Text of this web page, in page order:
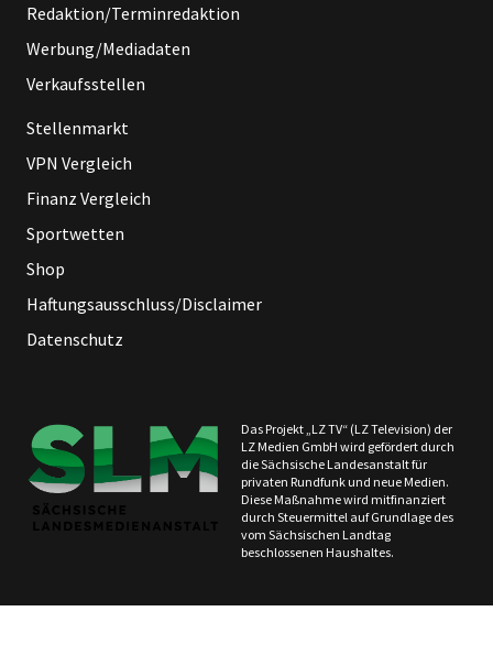
Redaktion/Terminredaktion
Werbung/Mediadaten
Verkaufsstellen
Stellenmarkt
VPN Vergleich
Finanz Vergleich
Sportwetten
Shop
Haftungsausschluss/Disclaimer
Datenschutz
Das Projekt „LZ TV“ (LZ Television) der
LZ Medien GmbH wird gefördert durch
die Sächsische Landesanstalt für
privaten Rundfunk und neue Medien.
Diese Maßnahme wird mitfinanziert
durch Steuermittel auf Grundlage des
vom Sächsischen Landtag
beschlossenen Haushaltes.